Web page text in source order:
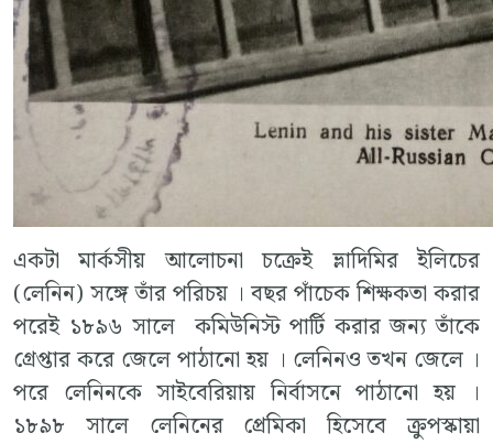
একটা মার্কসীয় আলোচনা চক্রেই ভ্লাদিমির ইলিচের
(লেনিন) সঙ্গে তাঁর পরিচয় । বছর পাঁচেক শিক্ষকতা করার
পরেই ১৮৯৬ সালে কমিউনিস্ট পার্টি করার জন্য তাঁকে
গ্রেপ্তার করে জেলে পাঠানো হয় । লেনিনও তখন জেলে ।
পরে লেনিনকে সাইবেরিয়ায় নির্বাসনে পাঠানো হয় ।
১৮৯৮ সালে লেনিনের প্রেমিকা হিসেবে ক্রুপস্কায়া